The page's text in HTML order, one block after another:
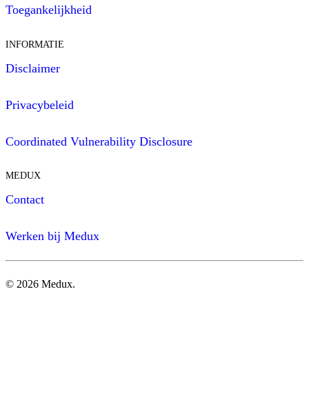
Toegankelijkheid
INFORMATIE
Disclaimer
Privacybeleid
Coordinated Vulnerability Disclosure
MEDUX
Contact
Werken bij Medux
© 2026 Medux.